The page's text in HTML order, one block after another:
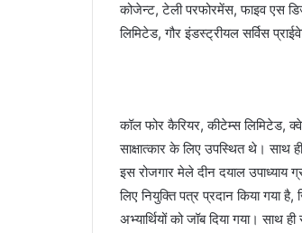
कोजेन्ट, टेली परफोरमेंस, फाइव एस
लिमिटेड, गौर इंडस्ट्रीयल सर्विस
कॉल फोर कैरियर, कीटेम्स लिमिटेड,
साक्षात्कार के लिए उपस्थित थे। साथ
इस रोजगार मेले दीन दयाल उपाध्याय
लिए नियुक्ति पत्र प्रदान किया
अभ्यार्थियों को जॉब दिया गया।